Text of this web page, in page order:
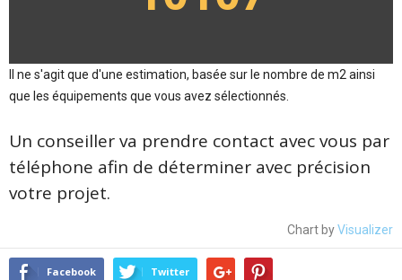
Il ne s'agit que d'une estimation, basée sur le nombre de m2 ainsi
que les équipements que vous avez sélectionnés.
Un conseiller va prendre contact avec vous par
téléphone afin de déterminer avec précision
votre projet.
Chart byVisualizer
Facebook Twitter